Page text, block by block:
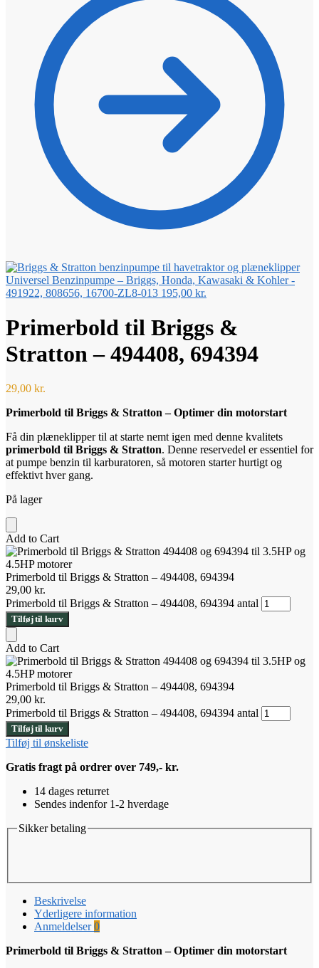
Universel Benzinpumpe – Briggs, Honda, Kawasaki & Kohler -
491922, 808656, 16700-ZL8-013 195,00 kr.
Primerbold til Briggs &
Stratton – 494408, 694394
29,00 kr.
Primerbold til Briggs & Stratton – Optimer din motorstart
Få din plæneklipper til at starte nemt igen med denne kvalitets
primerbold til Briggs & Stratton. Denne reservedel er essentiel for
at pumpe benzin til karburatoren, så motoren starter hurtigt og
effektivt hver gang.
På lager
Add to Cart
Primerbold til Briggs & Stratton – 494408, 694394
29,00 kr.
Primerbold til Briggs & Stratton – 494408, 694394 antal
Tilføj til kurv
Add to Cart
Primerbold til Briggs & Stratton – 494408, 694394
29,00 kr.
Primerbold til Briggs & Stratton – 494408, 694394 antal
Tilføj til kurv
Tilføj til ønskeliste
Gratis fragt på ordrer over 749,- kr.
14 dages returret
Sendes indenfor 1-2 hverdage
Sikker betaling
Beskrivelse
Yderligere information
Anmeldelser0
Primerbold til Briggs & Stratton – Optimer din motorstart